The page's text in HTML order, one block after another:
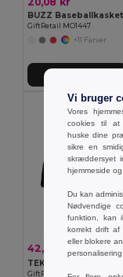
GiftRetail MO1447
+11 Farver
42,20 kr 52,82 kr
GiftRetail MO9643
Vi bruger
Vores
cookies til at
huske dine
sikre en
skræddersyet
hjemmeside og
Du kan
Nødvendige
funktion, kan
korrekt drift
eller blokere